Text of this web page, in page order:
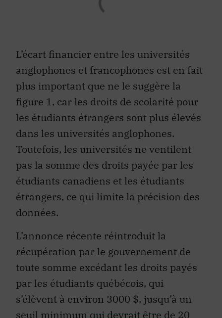
L’écart financier entre les universités
anglophones et francophones est en fait
plus important que ne le suggère la
figure 1, car les droits de scolarité pour
les étudiants étrangers sont plus élevés
dans les universités anglophones.
Toutefois, les universités ne ventilent
pas la somme des droits payée par les
étudiants canadiens et les étudiants
étrangers, ce qui limite la précision des
données.
L’annonce récente réintroduit la
récupération par le gouvernement de
toute somme excédant les droits payés
par les étudiants québécois, qui
s’élèvent à environ 3000 $, jusqu’à un
seuil minimum
qui devrait être
de 20